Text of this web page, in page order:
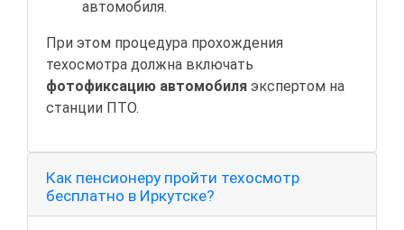
автомобиля.
При этом процедура прохождения
техосмотра должна включать
фотофиксацию автомобиля экспертом на
станции ПТО.
Как пенсионеру пройти техосмотр
бесплатно в Иркутске?